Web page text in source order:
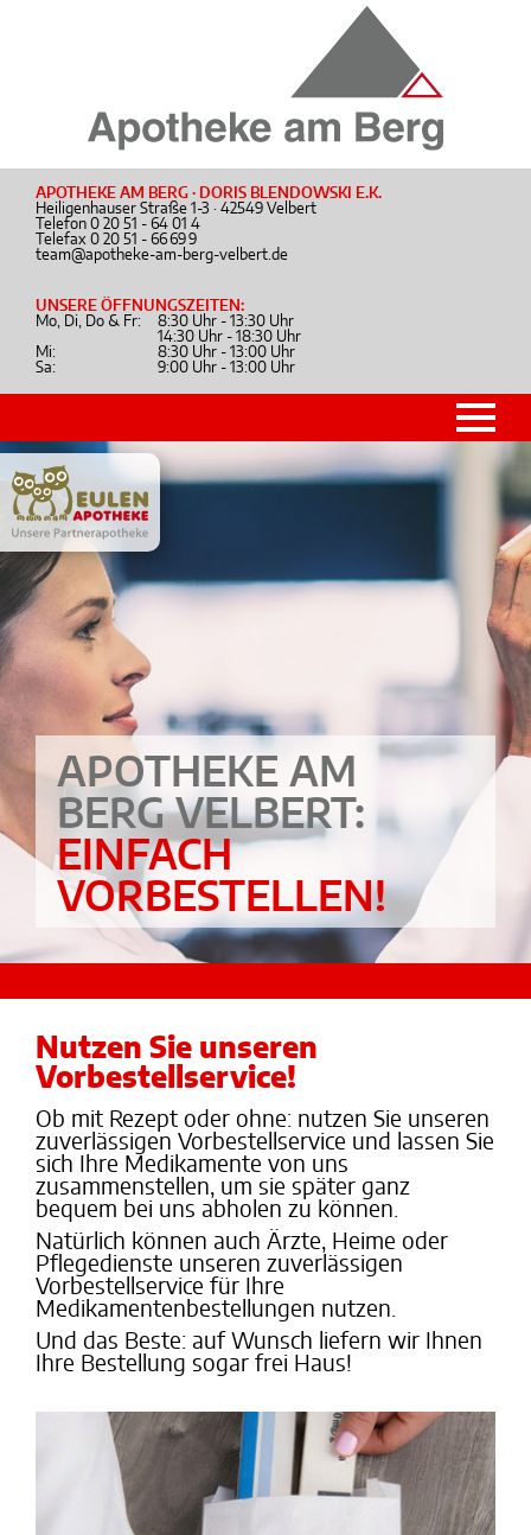
APOTHEKE AM BERG · DORIS BLENDOWSKI E.K.
Heiligenhauser Straße 1-3 · 42549 Velbert
Telefon 0 20 51 - 64 01 4
Telefax 0 20 51 - 66 69 9
team@apotheke-am-berg-velbert.de
UNSERE ÖFFNUNGSZEITEN:
Mo, Di, Do & Fr:
8:30 Uhr - 13:30 Uhr
14:30 Uhr - 18:30 Uhr
Mi:
8:30 Uhr - 13:00 Uhr
Sa:
9:00 Uhr - 13:00 Uhr
APOTHEKE AM
BERG VELBERT:
EINFACH
VORBESTELLEN!
Nutzen Sie unseren
Vorbestellservice!
Ob mit Rezept oder ohne: nutzen Sie unseren
zuverlässigen Vorbestellservice und lassen Sie
sich Ihre Medikamente von uns
zusammenstellen, um sie später ganz
bequem bei uns abholen zu können.
Natürlich können auch Ärzte, Heime oder
Pflegedienste unseren zuverlässigen
Vorbestellservice für Ihre
Medikamentenbestellungen nutzen.
Und das Beste: auf Wunsch liefern wir Ihnen
Ihre Bestellung sogar frei Haus!